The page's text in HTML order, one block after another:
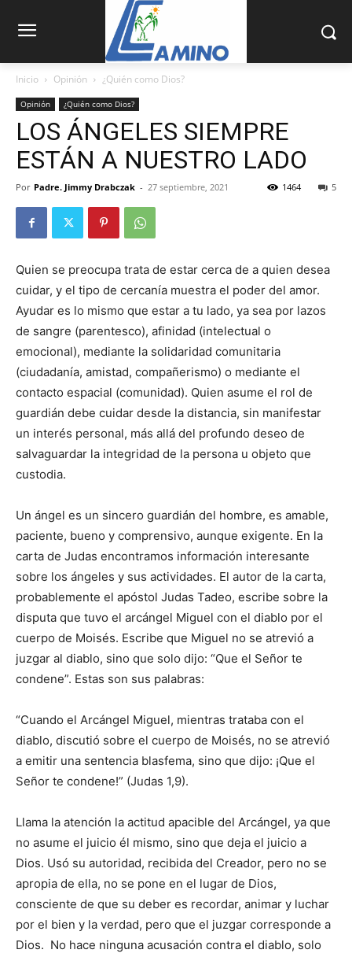
Inicio Opinión ¿Quién como Dios?
Opinión ¿Quién como Dios?
LOS ÁNGELES SIEMPRE
ESTÁN A NUESTRO LADO
Por Padre. Jimmy Drabczak - 27 septiembre, 2021 5
1464
Quien se preocupa trata de estar cerca de a quien desea
cuidar, y el tipo de cercanía muestra el poder del amor.
Ayudar es lo mismo que estar a tu lado, ya sea por lazos
de sangre (parentesco), afinidad (intelectual o
emocional), mediante la solidaridad comunitaria
(ciudadanía, amistad, compañerismo) o mediante el
contacto espacial (comunidad). Quien asume el rol de
guardián debe cuidar desde la distancia, sin manifestar
un interés personal, más allá del profundo deseo de
salvaguardar la integridad de la persona u objeto que
custodia.
Un ángel es un sincero guardián del hombre, es amable,
paciente, bueno y comprensivo, aunque exigente. En la
carta de Judas encontramos información interesante
sobre los ángeles y sus actividades. El autor de la carta,
probablemente el apóstol Judas Tadeo, escribe sobre la
disputa que tuvo el arcángel Miguel con el diablo por el
cuerpo de Moisés. Escribe que Miguel no se atrevió a
juzgar al diablo, sino que solo dijo: “Que el Señor te
condene”. Estas son sus palabras:
“Cuando el Arcángel Miguel, mientras trataba con el
diablo, discutió sobre el cuerpo de Moisés, no se atrevió
a emitir una sentencia blasfema, sino que dijo: ¡Que el
Señor te condene!” (Judas 1,9).
Llama la atención la actitud apacible del Arcángel, ya que
no asume el juicio él mismo, sino que deja el juicio a
Dios. Usó su autoridad, recibida del Creador, pero no se
apropia de ella, no se pone en el lugar de Dios,
consciente de que su deber es recordar, animar y luchar
por el bien y la verdad, pero que el juzgar corresponde a
Dios. No hace ninguna acusación contra el diablo, solo